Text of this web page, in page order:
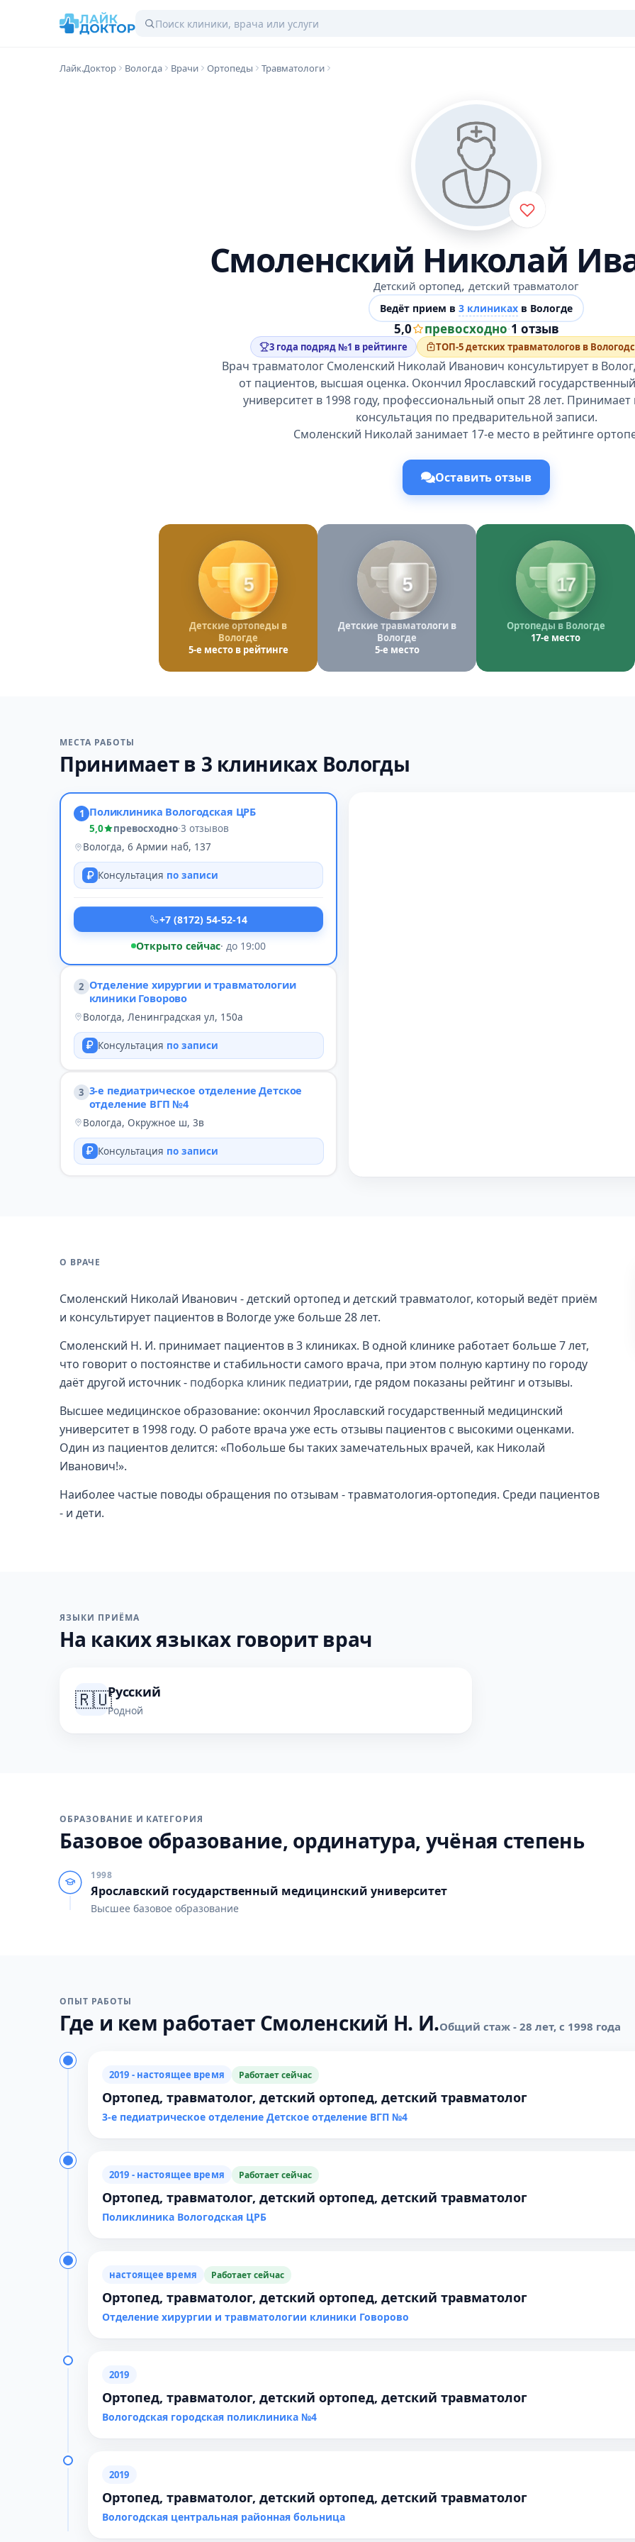
Лайк.Доктор Вологда Врачи Ортопеды Травматологи
Смоленский Николай
Детский ортопед, детский травматолог
Ведёт прием в 3 клиниках в Вологде
5,0 превосходно·1 отзыв
3 года подряд №1 в рейтинге ТОП-5 детских травматологов в
Врач травматолог Смоленский Николай Иванович консультирует в
от пациентов, высшая оценка. Окончил Ярославский
университет в 1998 году, профессиональный опыт 28 лет. Принимает
консультация по предварительной записи.
Смоленский Николай занимает 17-е место в рейтинге
Оставить отзыв
5
Детские ортопеды в
Вологде
5-е место в рейтинге
5
Детские травматологи в
Вологде
5-е место
17
Ортопеды в Вологде
17-е место
МЕСТА РАБОТЫ
Принимает в 3 клиниках Вологды
1 Поликлиника Вологодская ЦРБ
5,0 превосходно·3 отзывов
Вологда, 6 Армии наб, 137
Консультация по записи
+7 (8172) 54-52-14
Открыто сейчас· до 19:00
2 Отделение хирургии и травматологии
клиники Говорово
Вологда, Ленинградская ул, 150а
Консультация по записи
3 3-е педиатрическое отделение Детское
отделение ВГП №4
Вологда, Окружное ш, 3в
Консультация по записи
О ВРАЧЕ
Смоленский Николай Иванович - детский ортопед и детский травматолог, который ведёт приём
и консультирует пациентов в Вологде уже больше 28 лет.
Смоленский Н. И. принимает пациентов в 3 клиниках. В одной клинике работает больше 7 лет,
что говорит о постоянстве и стабильности самого врача, при этом полную картину по городу
даёт другой источник - подборка клиник педиатрии, где рядом показаны рейтинг и отзывы.
Высшее медицинское образование: окончил Ярославский государственный медицинский
университет в 1998 году. О работе врача уже есть отзывы пациентов с высокими оценками.
Один из пациентов делится: «Побольше бы таких замечательных врачей, как Николай
Иванович!».
Наиболее частые поводы обращения по отзывам - травматология-ортопедия. Среди пациентов
- и дети.
ЯЗЫКИ ПРИЁМА
На каких языках говорит врач
🇷🇺Русский
Родной
ОБРАЗОВАНИЕ И КАТЕГОРИЯ
Базовое образование, ординатура, учёная степень
1998
Ярославский государственный медицинский университет
Высшее базовое образование
ОПЫТ РАБОТЫ
Где и кем работает Смоленский Н. И.Общий стаж - 28 лет, с 1998 года
2019 - настоящее время Работает сейчас
Ортопед, травматолог, детский ортопед, детский травматолог
3-е педиатрическое отделение Детское отделение ВГП №4
2019 - настоящее время Работает сейчас
Ортопед, травматолог, детский ортопед, детский травматолог
Поликлиника Вологодская ЦРБ
настоящее время Работает сейчас
Ортопед, травматолог, детский ортопед, детский травматолог
Отделение хирургии и травматологии клиники Говорово
2019
Ортопед, травматолог, детский ортопед, детский травматолог
Вологодская городская поликлиника №4
2019
Ортопед, травматолог, детский ортопед, детский травматолог
Вологодская центральная районная больница